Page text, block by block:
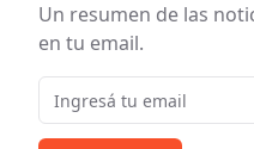
Un resumen de las
en tu email.
Email